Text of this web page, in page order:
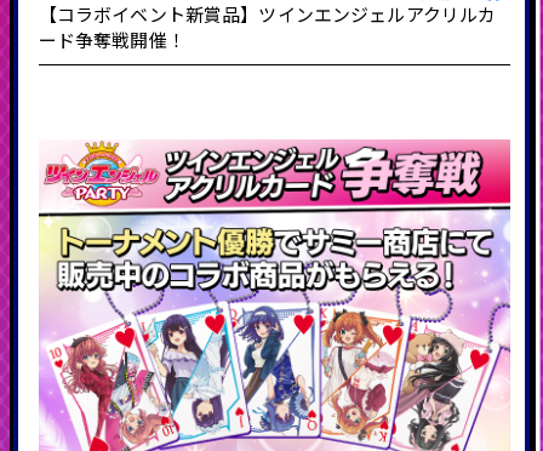
【コラボイベント新賞品】ツインエンジェルアクリルカ
ード争奪戦開催！